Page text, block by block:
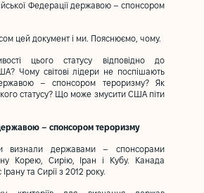
Федерації державою – спонсором
цей документ і ми. Пояснюємо, чому.
цього статусу відповідно до
Чому світові лідери не поспішають
– спонсором тероризму? Як
статусу? Що може змусити США піти
– спонсором тероризму
визнали державами – спонсорами
Корею, Сирію, Іран і Кубу. Канада
та Сирії з 2012 року.